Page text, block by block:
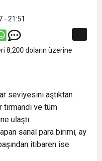
- 21:51
8,200 doların üzerine
seviyesini aştıktan
ve tüm
ulaştı.
sanal para birimi, ay
itibaren ise